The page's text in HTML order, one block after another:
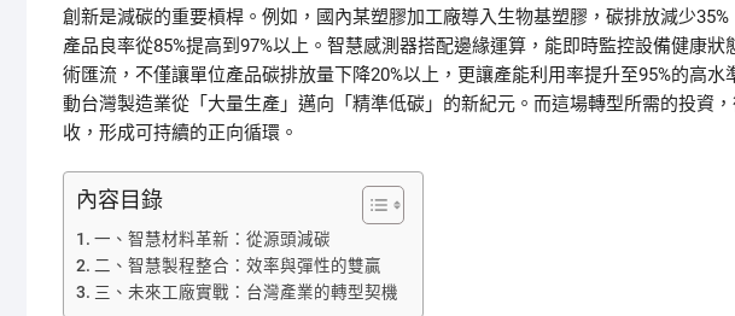
創新是減碳的重要槓桿。例如，國內某塑膠加工廠導入生物基塑膠，碳排放減少
產品良率從85%提高到97%以上。智慧感測器搭配邊緣運算，能即時監控設備健康
術匯流，不僅讓單位產品碳排放量下降20%以上，更讓產能利用率提升至95%的高
動台灣製造業從「大量生產」邁向「精準低碳」的新紀元。而這場轉型所需的投資
收，形成可持續的正向循環。
內容目錄
一、智慧材料革新：從源頭減碳
二、智慧製程整合：效率與彈性的雙贏
三、未來工廠實戰：台灣產業的轉型契機